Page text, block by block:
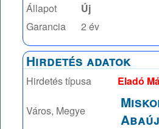
Állapot
Új
Garancia
2 év
Hirdetés adatok
Hirdetés típusa Eladó
Város, Megye